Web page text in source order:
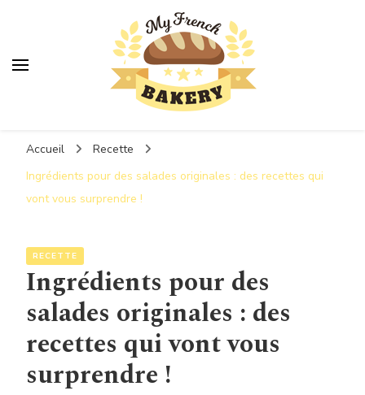
Accueil
Recette
Ingrédients pour des salades originales : des recettes qui
vont vous surprendre !
RECETTE
Ingrédients pour des
salades originales : des
recettes qui vont vous
surprendre !